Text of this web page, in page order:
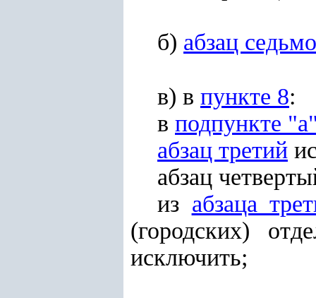
б) абзац
в) в пункте 8:
в подпункте
абзац третий
абзац
из абзаца
(городских)
исключить;